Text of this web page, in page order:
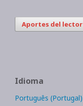
Aportes del lector
Idioma
Português (Portugal)